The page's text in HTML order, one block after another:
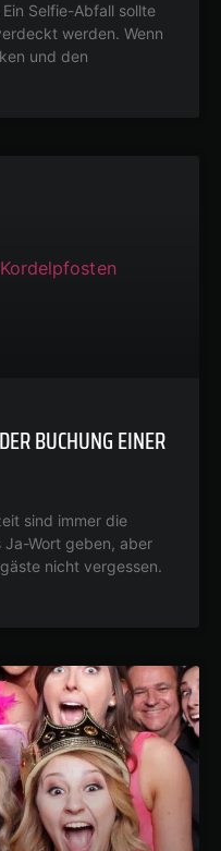
Selfie-Abfall sollte
werden. Wenn
und den
BUCHUNG EINER
sind immer die
Ja-Wort geben, aber
nicht vergessen.